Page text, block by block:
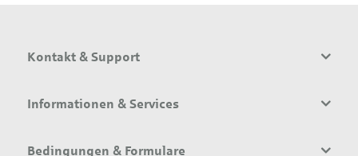
Kontakt & Support
Informationen & Services
Bedingungen & Formulare